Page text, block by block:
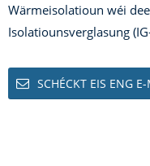
Wärmeisolatioun wéi
Isolatiounsverglasung
SCHÉCKT EIS ENG E-